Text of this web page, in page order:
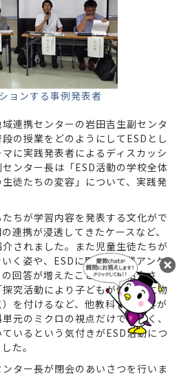
ョンする事例発表者
連携センターの岩田吉生副センタ
の授業をどのようにしてESDとし
に実践発表者によるディスカッシ
ンター長は「ESD活動の学校全体
徒たちの変容」について、実践発
ちが学習内容を発表する文化がで
連携が浸透してきたケースなど、
されました。また児童生徒たちが
く姿や、ESDに関する授業アンケ
回答が増えたことなどが紹介さ
究活動により子どもが俯瞰的に物
を付けるなど、他教科での変容が
元のミクロの視点だけではなく、
いるという気付きがESD活動につ
た。
ター長が閉会のあいさつを行いま